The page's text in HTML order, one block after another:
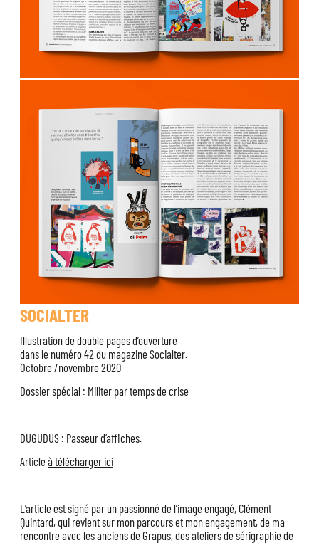
SOCIALTER
Illustration de double pages d’ouverture
dans le numéro 42 du magazine Socialter.
Octobre /novembre 2020
Dossier spécial : Militer par temps de crise
DUGUDUS : Passeur d’affiches.
Article à télécharger ici
L’article est signé par un passionné de l’image engagé, Clément
Quintard, qui revient sur mon parcours et mon engagement, de ma
rencontre avec les anciens de Grapus, des ateliers de sérigraphie de